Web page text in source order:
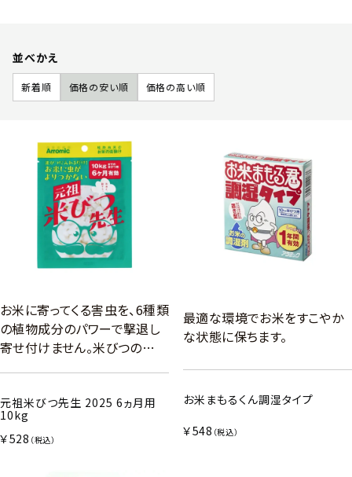
並べかえ
新着順 価格の安い順 価格の高い順
お米に寄ってくる害虫を、6種類
の植物成分のパワーで撃退し
寄せ付けません。米びつの…
元祖米びつ先生 2025 6ヵ月用
10kg
￥528 （税込）
最適な環境でお米をすこやか
な状態に保ちます。
お米まもるくん調湿タイプ
￥548 （税込）